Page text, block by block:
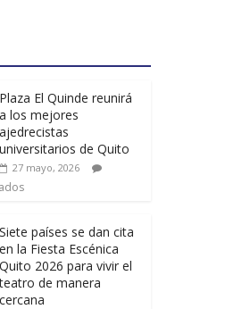
Plaza El Quinde reunirá
a los mejores
ajedrecistas
universitarios de Quito
27 mayo, 2026
Siete países se dan cita
en la Fiesta Escénica
Quito 2026 para vivir el
teatro de manera
cercana